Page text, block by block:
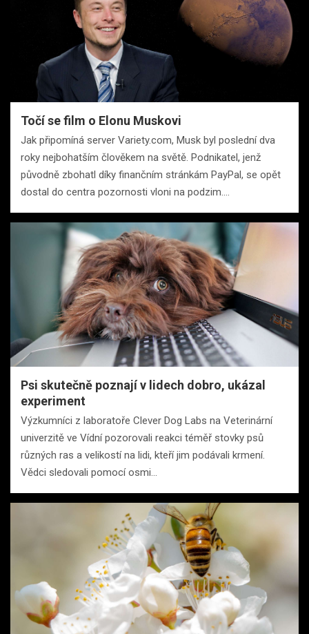
Točí se film o Elonu Muskovi
Jak připomíná server Variety.com, Musk byl poslední dva
roky nejbohatším člověkem na světě. Podnikatel, jenž
původně zbohatl díky finančním stránkám PayPal, se opět
dostal do centra pozornosti vloni na podzim.…
Psi skutečně poznají v lidech dobro, ukázal
experiment
Výzkumníci z laboratoře Clever Dog Labs na Veterinární
univerzitě ve Vídní pozorovali reakci téměř stovky psů
různých ras a velikostí na lidi, kteří jim podávali krmení.
Vědci sledovali pomocí osmi…